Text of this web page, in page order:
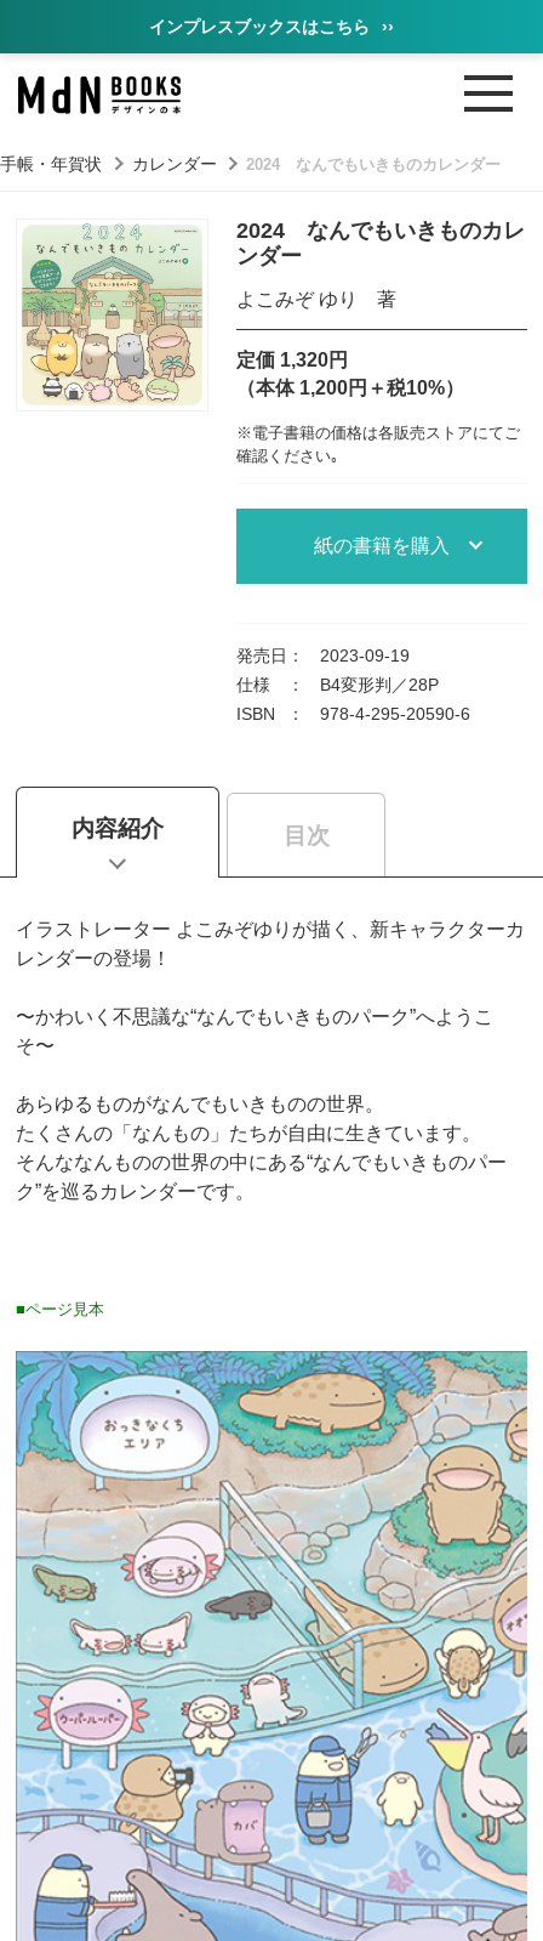
インプレスブックスはこちら ››
帳・年賀状 カレンダー 2024 なんでもいきものカレンダー
2024 なんでもいきものカレ
ンダー
よこみぞ ゆり 著
定価 1,320円
（本体 1,200円＋税10%）
※電子書籍の価格は各販売ストアにてご
確認ください｡
紙の書籍を購入
発売日 ：
2023-09-19
仕様
：
B4変形判／28P
ISBN
： 978-4-295-20590-6
内容紹介 目次
イラストレーター よこみぞゆりが描く、新キャラクターカ
レンダーの登場！
〜かわいく不思議な“なんでもいきものパーク”へようこ
そ〜
あらゆるものがなんでもいきものの世界。
たくさんの「なんもの」たちが自由に生きています。
そんななんものの世界の中にある“なんでもいきものパー
ク”を巡るカレンダーです。
■ページ見本